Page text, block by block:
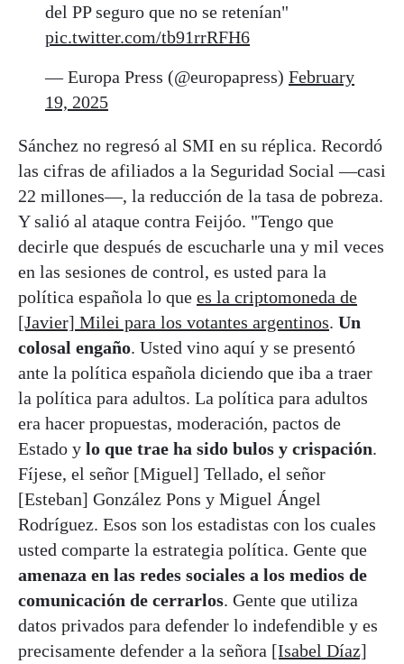
del PP seguro que no se retenían"
pic.twitter.com/tb91rrRFH6
— Europa Press (@europapress) February
19, 2025
Sánchez no regresó al SMI en su réplica. Recordó
las cifras de afiliados a la Seguridad Social —casi
22 millones—, la reducción de la tasa de pobreza.
Y salió al ataque contra Feijóo. "Tengo que
decirle que después de escucharle una y mil veces
en las sesiones de control, es usted para la
política española lo que es la criptomoneda de
[Javier] Milei para los votantes argentinos. Un
colosal engaño. Usted vino aquí y se presentó
ante la política española diciendo que iba a traer
la política para adultos. La política para adultos
era hacer propuestas, moderación, pactos de
Estado y lo que trae ha sido bulos y crispación.
Fíjese, el señor [Miguel] Tellado, el señor
[Esteban] González Pons y Miguel Ángel
Rodríguez. Esos son los estadistas con los cuales
usted comparte la estrategia política. Gente que
amenaza en las redes sociales a los medios de
comunicación de cerrarlos. Gente que utiliza
datos privados para defender lo indefendible y es
precisamente defender a la señora [Isabel Díaz]